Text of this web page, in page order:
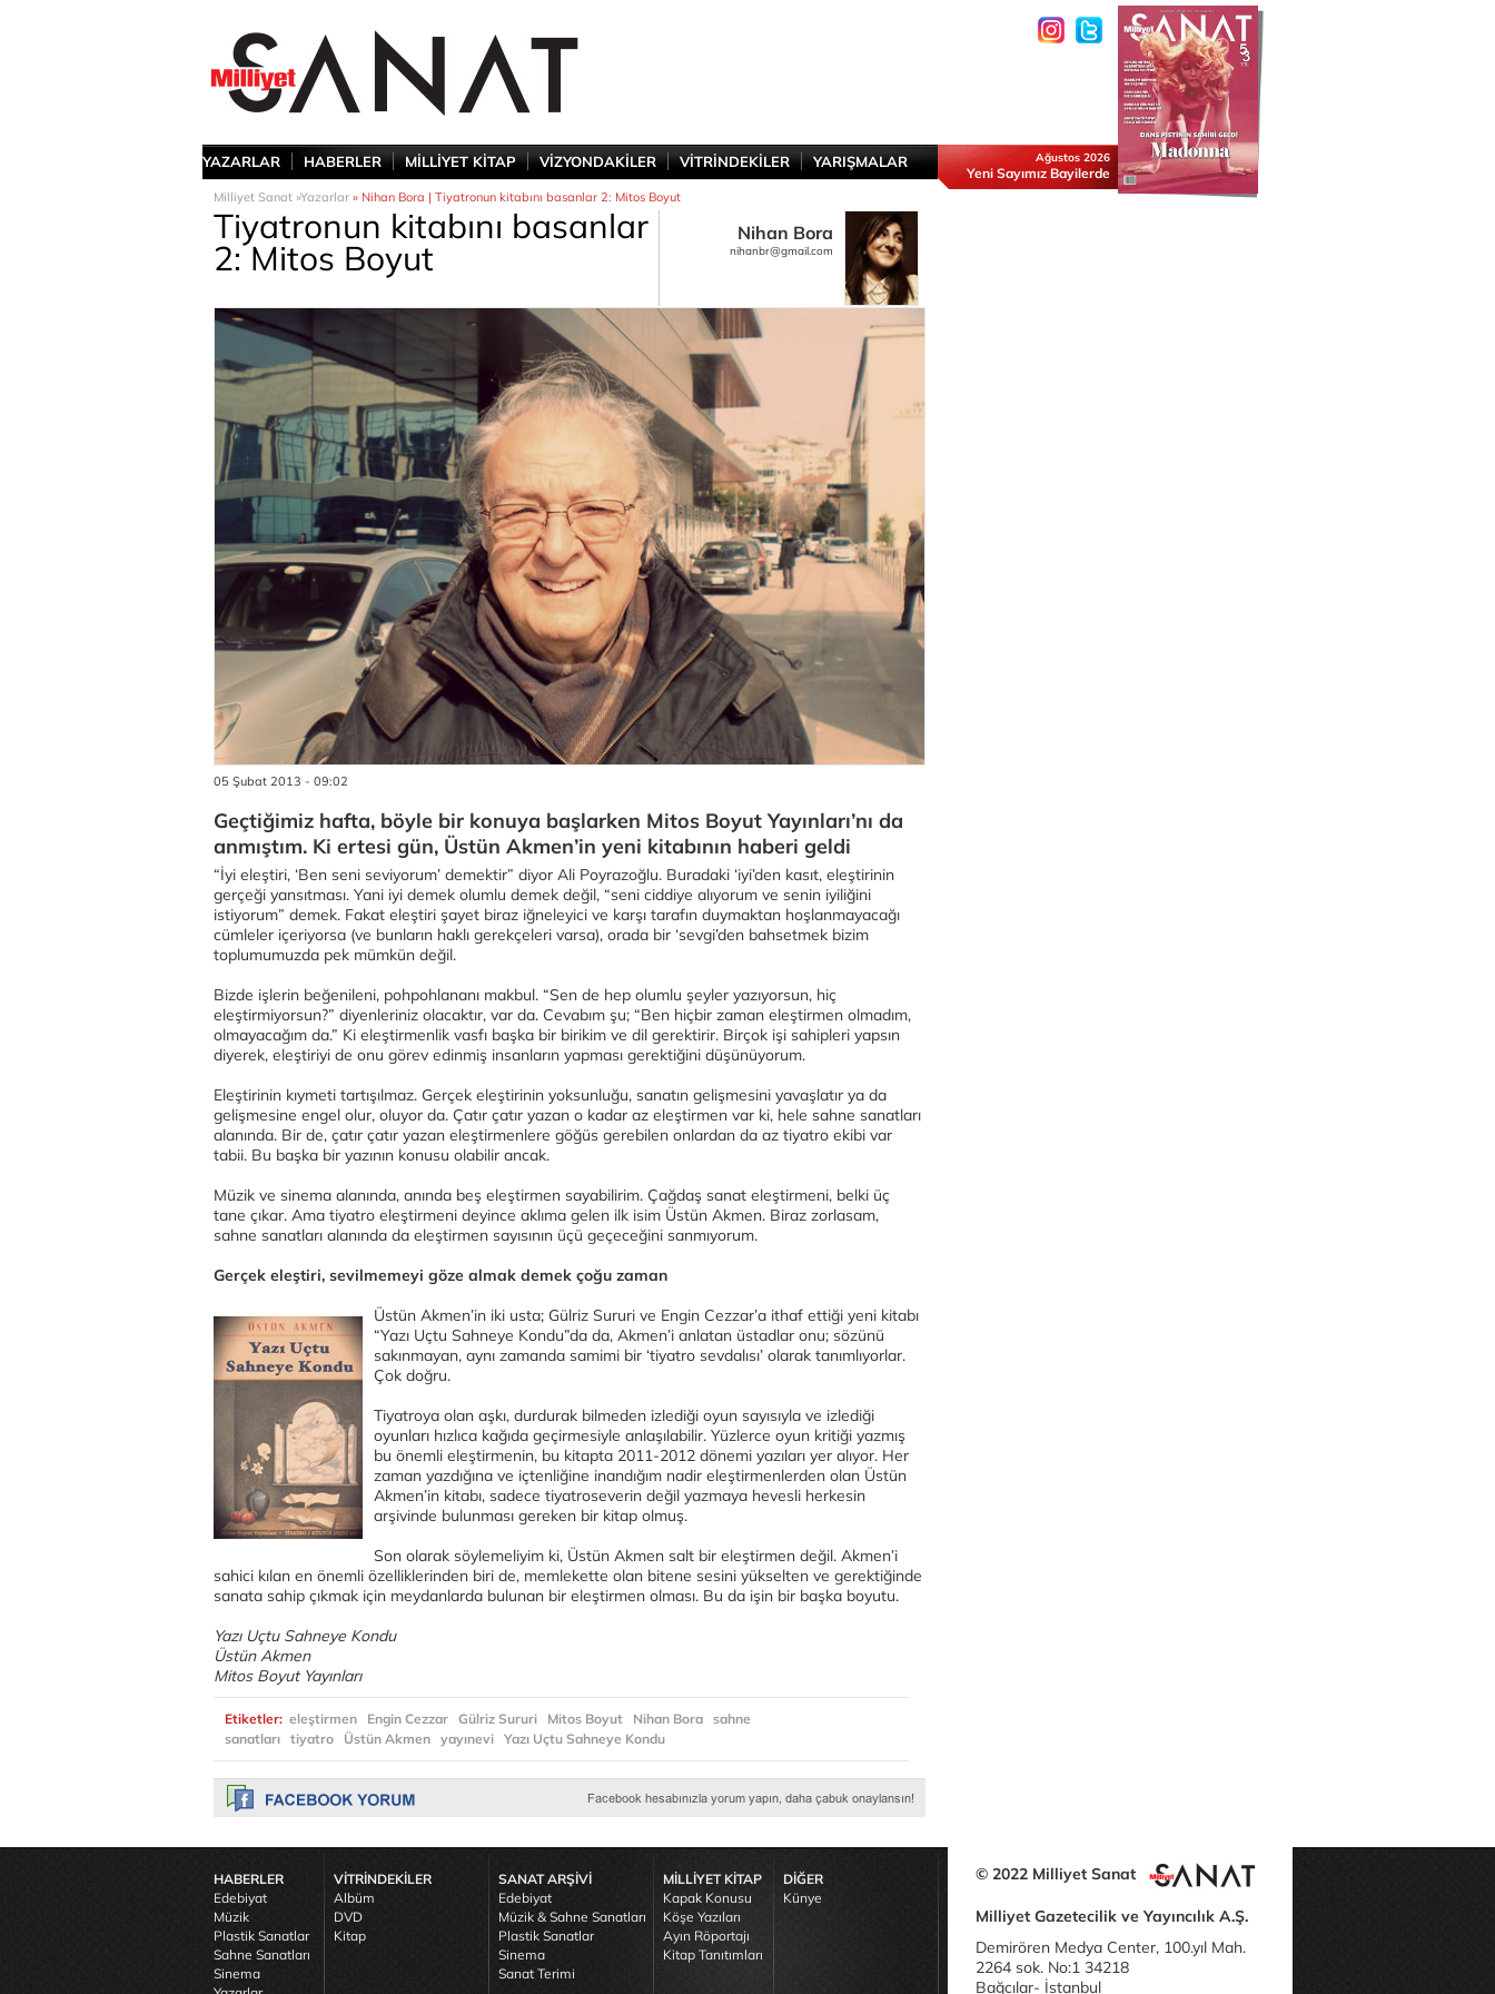
YAZARLAR HABERLER MİLLİYET KİTAP VİZYONDAKİLER VİTRİNDEKİLER YARIŞMALAR Ağustos 2026
Yeni Sayımız Bayilerde
Milliyet Sanat »Yazarlar » Nihan Bora | Tiyatronun kitabını basanlar 2: Mitos Boyut
Tiyatronun kitabını basanlar
2: Mitos Boyut
Nihan Bora
nihanbr@gmail.com
05 Şubat 2013 - 09:02
Geçtiğimiz hafta, böyle bir konuya başlarken Mitos Boyut Yayınları’nı da
anmıştım. Ki ertesi gün, Üstün Akmen’in yeni kitabının haberi geldi
“İyi eleştiri, ‘Ben seni seviyorum’ demektir” diyor Ali Poyrazoğlu. Buradaki ‘iyi’den kasıt, eleştirinin
gerçeği yansıtması. Yani iyi demek olumlu demek değil, “seni ciddiye alıyorum ve senin iyiliğini
istiyorum” demek. Fakat eleştiri şayet biraz iğneleyici ve karşı tarafın duymaktan hoşlanmayacağı
cümleler içeriyorsa (ve bunların haklı gerekçeleri varsa), orada bir ‘sevgi’den bahsetmek bizim
toplumumuzda pek mümkün değil.
Bizde işlerin beğenileni, pohpohlananı makbul. “Sen de hep olumlu şeyler yazıyorsun, hiç
eleştirmiyorsun?” diyenleriniz olacaktır, var da. Cevabım şu; “Ben hiçbir zaman eleştirmen olmadım,
olmayacağım da.” Ki eleştirmenlik vasfı başka bir birikim ve dil gerektirir. Birçok işi sahipleri yapsın
diyerek, eleştiriyi de onu görev edinmiş insanların yapması gerektiğini düşünüyorum.
Eleştirinin kıymeti tartışılmaz. Gerçek eleştirinin yoksunluğu, sanatın gelişmesini yavaşlatır ya da
gelişmesine engel olur, oluyor da. Çatır çatır yazan o kadar az eleştirmen var ki, hele sahne sanatları
alanında. Bir de, çatır çatır yazan eleştirmenlere göğüs gerebilen onlardan da az tiyatro ekibi var
tabii. Bu başka bir yazının konusu olabilir ancak.
Müzik ve sinema alanında, anında beş eleştirmen sayabilirim. Çağdaş sanat eleştirmeni, belki üç
tane çıkar. Ama tiyatro eleştirmeni deyince aklıma gelen ilk isim Üstün Akmen. Biraz zorlasam,
sahne sanatları alanında da eleştirmen sayısının üçü geçeceğini sanmıyorum.
Gerçek eleştiri, sevilmemeyi göze almak demek çoğu zaman
Üstün Akmen’in iki usta; Gülriz Sururi ve Engin Cezzar’a ithaf ettiği yeni kitabı
“Yazı Uçtu Sahneye Kondu”da da, Akmen’i anlatan üstadlar onu; sözünü
sakınmayan, aynı zamanda samimi bir ‘tiyatro sevdalısı’ olarak tanımlıyorlar.
Çok doğru.
Tiyatroya olan aşkı, durdurak bilmeden izlediği oyun sayısıyla ve izlediği
oyunları hızlıca kağıda geçirmesiyle anlaşılabilir. Yüzlerce oyun kritiği yazmış
bu önemli eleştirmenin, bu kitapta 2011-2012 dönemi yazıları yer alıyor. Her
zaman yazdığına ve içtenliğine inandığım nadir eleştirmenlerden olan Üstün
Akmen’in kitabı, sadece tiyatroseverin değil yazmaya hevesli herkesin
arşivinde bulunması gereken bir kitap olmuş.
Son olarak söylemeliyim ki, Üstün Akmen salt bir eleştirmen değil. Akmen’i
sahici kılan en önemli özelliklerinden biri de, memlekette olan bitene sesini yükselten ve gerektiğinde
sanata sahip çıkmak için meydanlarda bulunan bir eleştirmen olması. Bu da işin bir başka boyutu.
Yazı Uçtu Sahneye Kondu
Üstün Akmen
Mitos Boyut Yayınları
Etiketler: eleştirmen Engin Cezzar Gülriz Sururi Mitos Boyut Nihan Bora sahne
sanatları tiyatro Üstün Akmen yayınevi Yazı Uçtu Sahneye Kondu
HABERLER
Edebiyat
Müzik
Plastik Sanatlar
Sahne Sanatları
Sinema
VİTRİNDEKİLER
Albüm
DVD
Kitap
SANAT ARŞİVİ
Edebiyat
Müzik & Sahne Sanatları
Plastik Sanatlar
Sinema
Sanat Terimi
MİLLİYET KİTAP
Kapak Konusu
Köşe Yazıları
Ayın Röportajı
Kitap Tanıtımları
DİĞER
Künye
© 2022 Milliyet Sanat
Milliyet Gazetecilik ve Yayıncılık A.Ş.
Demirören Medya Center, 100.yıl Mah.
2264 sok. No:1 34218
Bağcılar- İstanbul